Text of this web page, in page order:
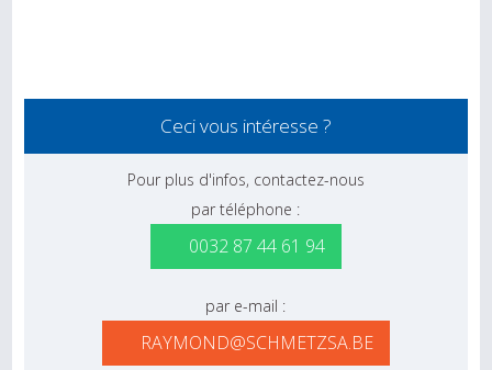
Ceci vous intéresse ?
Pour plus d'infos, contactez-nous
par téléphone :
0032 87 44 61 94
par e-mail :
RAYMOND@SCHMETZSA.BE